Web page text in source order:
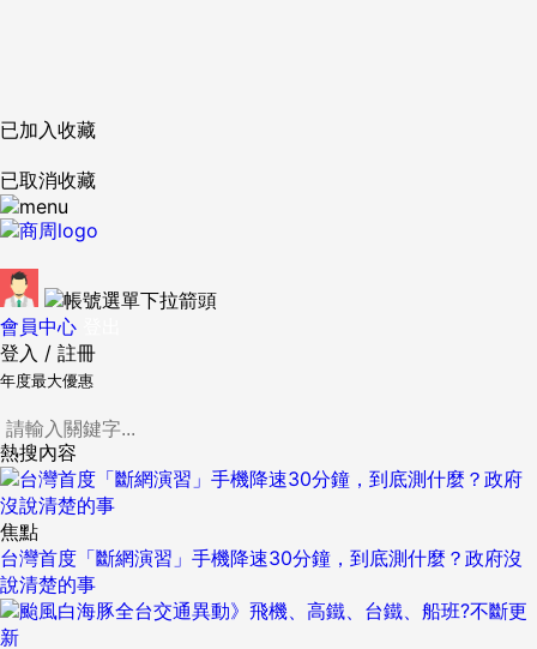
已加入收藏
已取消收藏
會員中心
登入 / 註冊
年度最大優惠
熱搜內容
焦點
台灣首度「斷網演習」手機降速30分鐘，到底測什麼？政府沒
說清楚的事